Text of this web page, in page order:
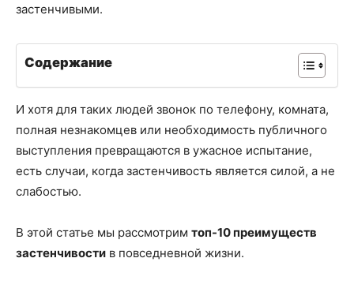
застенчивыми.
Содержание
И хотя для таких людей звонок по телефону, комната,
полная незнакомцев или необходимость публичного
выступления превращаются в ужасное испытание,
есть случаи, когда застенчивость является силой, а не
слабостью.
В этой статье мы рассмотрим топ-10 преимуществ
застенчивости в повседневной жизни.